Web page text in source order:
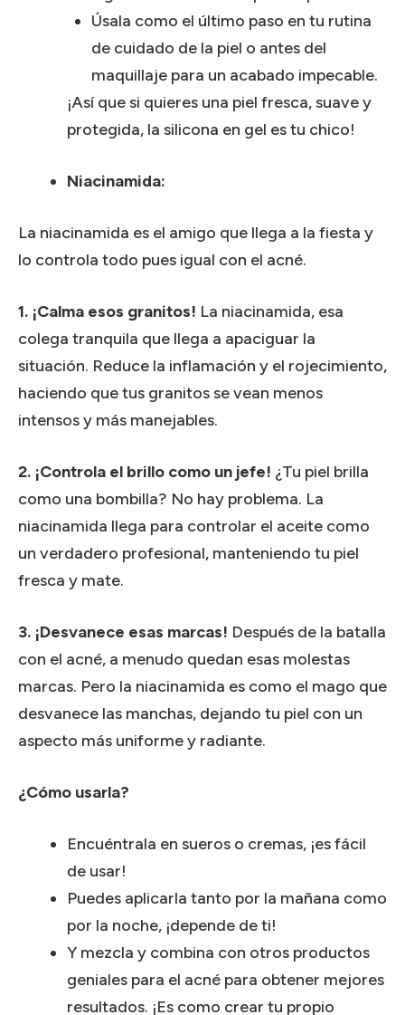
Úsala como el último paso en tu rutina
de cuidado de la piel o antes del
maquillaje para un acabado impecable.
¡Así que si quieres una piel fresca, suave y
protegida, la silicona en gel es tu chico!
Niacinamida:
La niacinamida es el amigo que llega a la fiesta y
lo controla todo pues igual con el acné.
1. ¡Calma esos granitos! La niacinamida, esa
colega tranquila que llega a apaciguar la
situación. Reduce la inflamación y el rojecimiento,
haciendo que tus granitos se vean menos
intensos y más manejables.
2. ¡Controla el brillo como un jefe! ¿Tu piel brilla
como una bombilla? No hay problema. La
niacinamida llega para controlar el aceite como
un verdadero profesional, manteniendo tu piel
fresca y mate.
3. ¡Desvanece esas marcas! Después de la batalla
con el acné, a menudo quedan esas molestas
marcas. Pero la niacinamida es como el mago que
desvanece las manchas, dejando tu piel con un
aspecto más uniforme y radiante.
¿Cómo usarla?
Encuéntrala en sueros o cremas, ¡es fácil
de usar!
Puedes aplicarla tanto por la mañana como
por la noche, ¡depende de ti!
Y mezcla y combina con otros productos
geniales para el acné para obtener mejores
resultados. ¡Es como crear tu propio